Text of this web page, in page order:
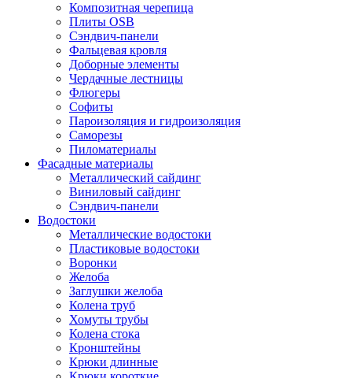
Композитная черепица
Плиты OSB
Сэндвич-панели
Фальцевая кровля
Доборные элементы
Чердачные лестницы
Флюгеры
Софиты
Пароизоляция и гидроизоляция
Саморезы
Пиломатериалы
Фасадные материалы
Металлический сайдинг
Виниловый сайдинг
Сэндвич-панели
Водостоки
Металлические водостоки
Пластиковые водостоки
Воронки
Желоба
Заглушки желоба
Колена труб
Хомуты трубы
Колена стока
Кронштейны
Крюки длинные